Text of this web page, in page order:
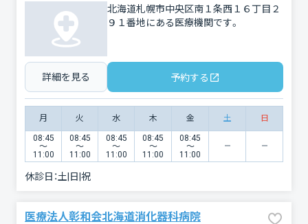
北海道札幌市中央区南１条西１６丁目２
９１番地にある医療機関です。
詳細を見る 予約する
月 火 水 木 金 土 日
08:45
〜
11:00
08:45
〜
11:00
08:45
〜
11:00
08:45
〜
11:00
08:45
〜
11:00
休診日：土|日|祝
医療法人彰和会北海道消化器科病院